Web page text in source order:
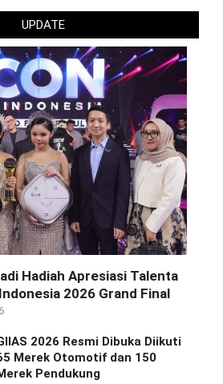
UPDATE
Hadiah Apresiasi Talenta
2026 Grand Final
2026 Resmi Dibuka Diikuti
Merek Otomotif dan 150
Pendukung